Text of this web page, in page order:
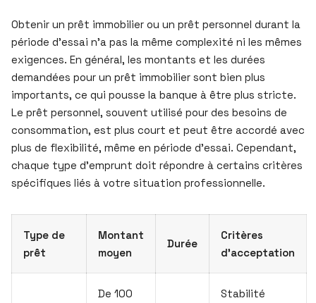
Obtenir un prêt immobilier ou un prêt personnel durant la
période d’essai n’a pas la même complexité ni les mêmes
exigences. En général, les montants et les durées
demandées pour un prêt immobilier sont bien plus
importants, ce qui pousse la banque à être plus stricte.
Le prêt personnel, souvent utilisé pour des besoins de
consommation, est plus court et peut être accordé avec
plus de flexibilité, même en période d’essai. Cependant,
chaque type d’emprunt doit répondre à certains critères
spécifiques liés à votre situation professionnelle.
Type de
prêt
Montant
moyen
Durée
Critères
d’acceptation
De 100
Stabilité